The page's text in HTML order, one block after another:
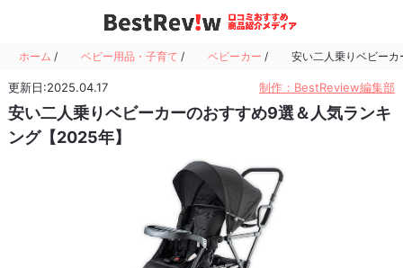
ホーム / ベビー用品・子育て / ベビーカー / 安い二人乗りベビー
更新日:2025.04.17 制作：BestReview編集部
安い二人乗りベビーカーのおすすめ9選＆人気ランキ
ング【2025年】